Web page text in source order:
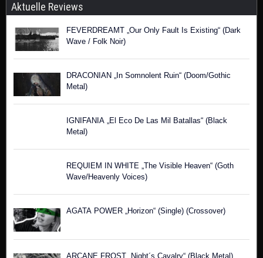
Aktuelle Reviews
FEVERDREAMT „Our Only Fault Is Existing“ (Dark
Wave / Folk Noir)
DRACONIAN „In Somnolent Ruin“ (Doom/Gothic
Metal)
IGNIFANIA „El Eco De Las Mil Batallas“ (Black
Metal)
REQUIEM IN WHITE „The Visible Heaven“ (Goth
Wave/Heavenly Voices)
AGATA POWER „Horizon“ (Single) (Crossover)
ARCANE FROST „Night´s Cavalry“ (Black Metal)